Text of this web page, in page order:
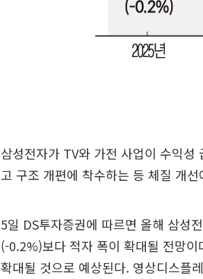
삼성전자가 TV와 가전 사업이 수익
고 구조 개편에 착수하는 등 체질 개
5일 DS투자증권에 따르면 올해 삼성
(-0.2%)보다 적자 폭이 확대될 전망
확대될 것으로 예상된다. 영상디스플